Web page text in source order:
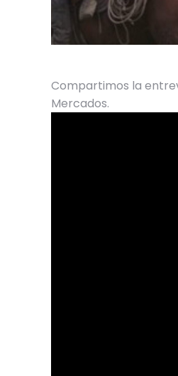
Compartimos la
Mercados.